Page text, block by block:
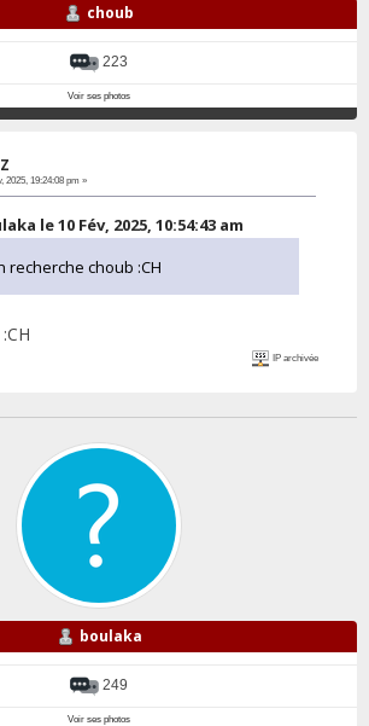
choub
223
Voir ses photos
2025, 19:24:08 pm »
le 10 Fév, 2025, 10:54:43 am
recherche choub :CH
IP archivée
boulaka
249
Voir ses photos